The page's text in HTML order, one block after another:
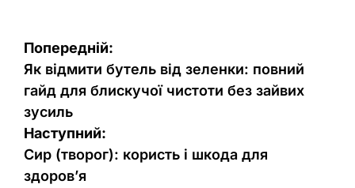
Навігація
записів
Попередній:
Як відмити бутель від зеленки: повний
гайд для блискучої чистоти без зайвих
зусиль
Наступний:
Сир (творог): користь і шкода для
здоров’я